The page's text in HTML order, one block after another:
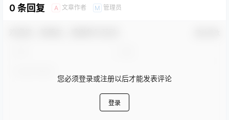
0 条回复 A 文章作者 M 管理员
您必须登录或注册以后才能发表评论
登录